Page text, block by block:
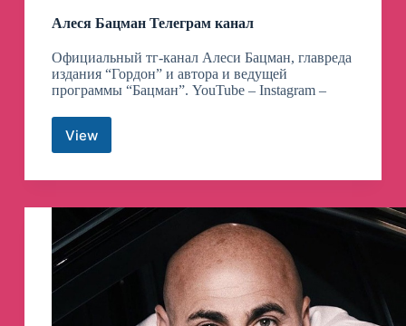
Алеся Бацман Телеграм канал
Официальный тг-канал Алеси Бацман, главреда
издания “Гордон” и автора и ведущей
программы “Бацман”. YouTube – Instagram –
ViewАлеся
Телеграм